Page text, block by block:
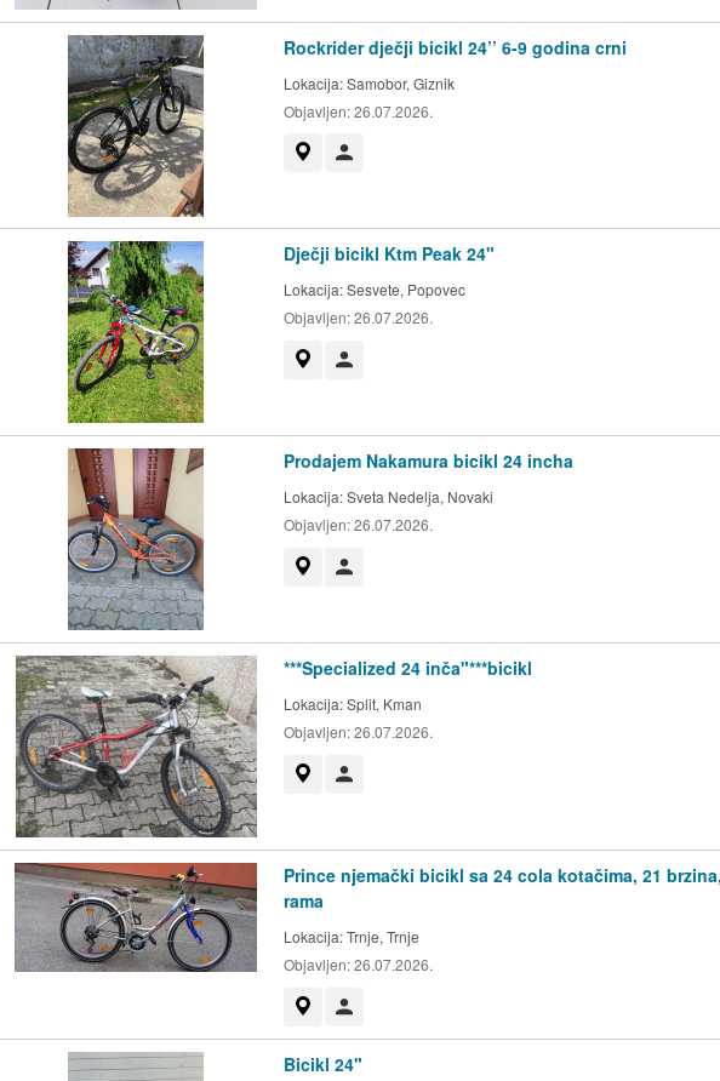
Rockrider dječji bicikl 24’’ 6-9 godina crni
Lokacija:Samobor, Giznik
Objavljen:26.07.2026.
Dječji bicikl Ktm Peak 24"
Lokacija:Sesvete, Popovec
Objavljen:26.07.2026.
Prodajem Nakamura bicikl 24 incha
Lokacija:Sveta Nedelja, Novaki
Objavljen:26.07.2026.
***Specialized 24 inča"***bicikl
Lokacija:Split, Kman
Objavljen:26.07.2026.
Prince njemački bicikl sa 24 cola kotačima, 21
rama
Lokacija:Trnje, Trnje
Objavljen:26.07.2026.
Bicikl 24"